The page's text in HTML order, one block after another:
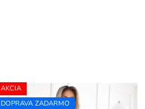
AKCIA
DOPRAVA ZADARMO